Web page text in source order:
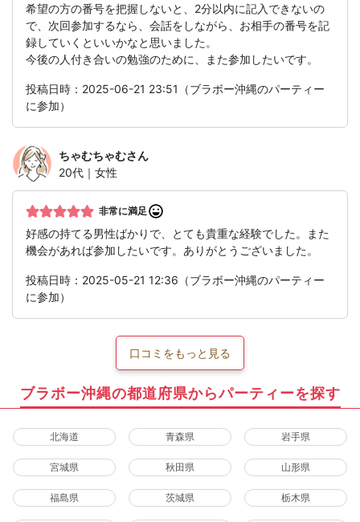
希望の方の番号を把握しないと、2分以内に記入できないの
で、次回参加するなら、会話をしながら、お相手の番号を記
録していくといいかなと思いました。
今後の人付き合いの勉強のために、また参加したいです。
投稿日時：2025-06-21 23:51（ブラボー沖縄のパーティー
に参加）
ちゃむちゃむさん
20代｜女性
非常に満足
好感の持てる男性ばかりで、とても貴重な経験でした。また
機会があれば参加したいです。ありがとうございました。
投稿日時：2025-05-21 12:36（ブラボー沖縄のパーティー
に参加）
口コミをもっと見る
ブラボー沖縄の都道府県からパーティーを探す
北海道 青森県 岩手県
宮城県 秋田県 山形県
福島県 茨城県 栃木県